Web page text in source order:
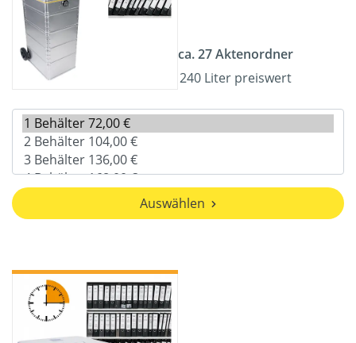
ca. 27 Aktenordner
240 Liter preiswert
Auswählen